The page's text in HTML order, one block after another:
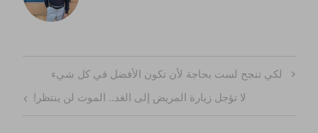
تصفّح
المقالات
Previous
لكي تنجح لست بحاجة لأن تكون الأفضل في كل شيء
Next
لا تؤجل زيارة المريض إلى الغد.. الموت لن ينتظر!